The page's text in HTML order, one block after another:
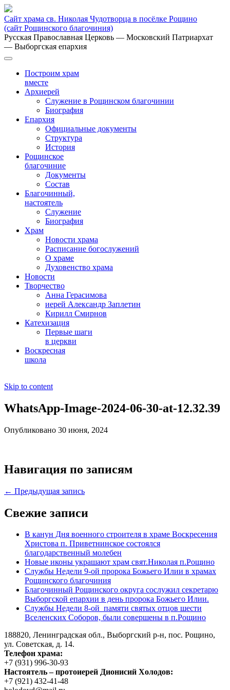
Сайт храма св. Николая Чудотворца в посёлке Рощино
(сайт Рощинского благочиния)
Русская Православная Церковь — Московский Патриархат
— Выборгская епархия
Построим храм
вместе
Архиерей
Служение в Рощинском благочинии
Биография
Епархия
Официальные документы
Структура
История
Рощинское
благочиние
Документы
Состав
Благочинный,
настоятель
Служение
Биография
Храм
Новости храма
Расписание богослужений
О храме
Духовенство храма
Новости
Творчество
Анна Герасимова
иерей Александр Заплетин
Кирилл Смирнов
Катехизация
Первые шаги
в церкви
Воскресная
школа
Skip to content
WhatsApp-Image-2024-06-30-at-12.32.39
Опубликовано 30 июня, 2024
Навигация по записям
← Предыдущая запись
Свежие записи
В канун Дня военного строителя в храме Воскресения
Христова п. Приветнинское состоялся
благодарственный молебен
Новые иконы украшают храм свят.Николая п.Рощино
Службы Недели 9-ой пророка Божьего Илии в храмах
Рощинского благочиния
Благочинный Рощинского округа сослужил секретарю
Выборгской епархии в день пророка Божьего Илии.
Службы Недели 8-ой памяти святых отцов шести
Вселенских Соборов, были совершены в п.Рощино
188820, Ленинградская обл., Выборгский р-н, пос. Рощино,
ул. Советская, д. 14.
Телефон храма:
+7 (931) 996-30-93
Настоятель – протоиерей Дионисий Холодов:
+7 (921) 432-41-48